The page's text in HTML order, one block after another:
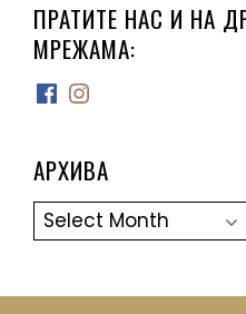
ПРАТИТЕ НАС И НА
МРЕЖАМА:
Facebook
Instagram
АРХИВА
Архива